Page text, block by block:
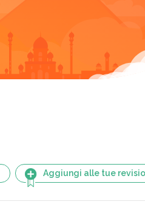
Aggiungi alle tue